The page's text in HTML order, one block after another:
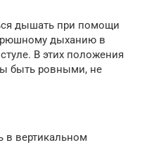
дышать при помощи
дыханию в
В этих положения
быть ровными, не
вертикальном